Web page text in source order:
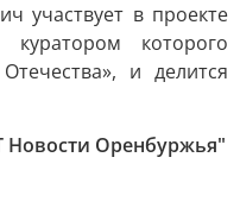
участвует в проекте
куратором которого
и делится
Оренбуржья"